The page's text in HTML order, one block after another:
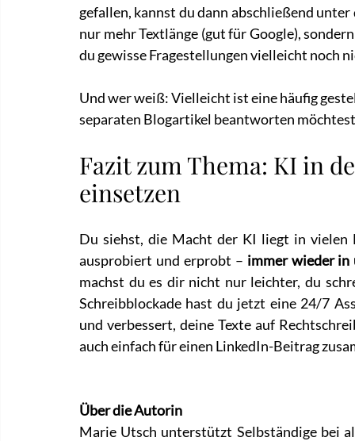
gefallen, kannst du dann abschließend
nur mehr Textlänge (gut für Google),
du gewisse Fragestellungen vielleicht noch
Und wer weiß: Vielleicht ist eine häufig
separaten Blogartikel beantworten
Fazit zum Thema: KI in
einsetzen
Du siehst, die Macht der KI liegt in vielen
ausprobiert und erprobt – immer wieder in
machst du es dir nicht nur leichter, du
Schreibblockade hast du jetzt eine 24/7
und verbessert, deine Texte auf
auch einfach für einen LinkedIn-Beitrag
Über die Autorin
Marie Utsch unterstützt Selbständige bei